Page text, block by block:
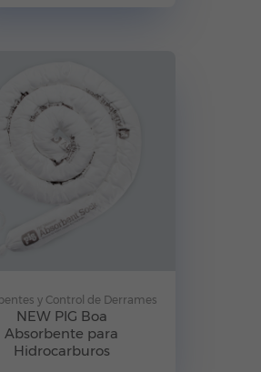
y Control de Derrames
NEW PIG Boa
Absorbente para
Hidrocarburos